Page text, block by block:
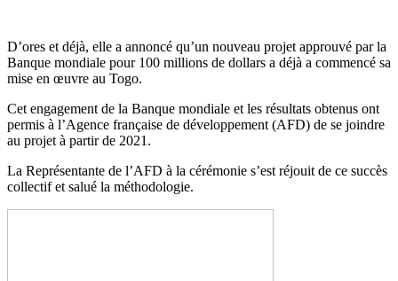
D’ores et déjà, elle a annoncé qu’un nouveau projet approuvé par la
Banque mondiale pour 100 millions de dollars a déjà a commencé sa
mise en œuvre au Togo.
Cet engagement de la Banque mondiale et les résultats obtenus ont
permis à l’Agence française de développement (AFD) de se joindre
au projet à partir de 2021.
La Représentante de l’AFD à la cérémonie s’est réjouit de ce succès
collectif et salué la méthodologie.